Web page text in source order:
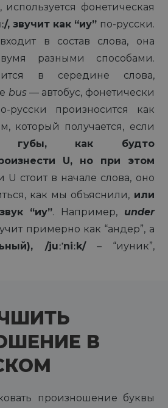
, используется фонетическая
, звучит как “иу” по-русски.
в состав слова, она
разными способами.
в середине слова,
bus — автобус, фонетически
русски произносится как
который получается, если
губы, как будто
U, но при этом
U стоит в начале слова, оно
как мы объяснили, или
“иу”. Например, under
примерно как “андер”, а
/juːˈniːk/– “иуник”,
В
произношение буквы